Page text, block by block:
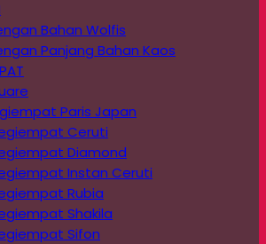
Bahan Wolfis
Panjang Bahan Kaos
Paris Japan
Ceruti
Diamond
Instan Ceruti
Rubia
Shakila
Sifon